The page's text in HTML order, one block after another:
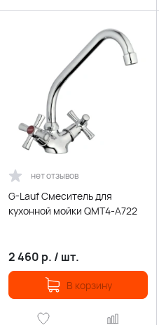
нет отзывов
G-Lauf Смеситель для
кухонной мойки QMT4-A722
2 460 р. / шт.
В корзину